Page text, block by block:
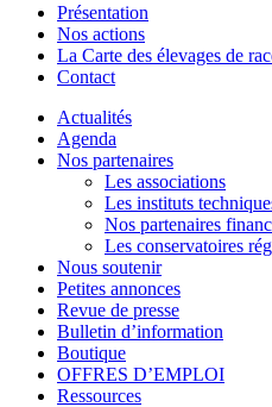
Présentation
Nos actions
La Carte des élevages de
Contact
Actualités
Agenda
Nos partenaires
Les associations
Les instituts
Nos partenaires
Les conservatoires
Nous soutenir
Petites annonces
Revue de presse
Bulletin d’information
Boutique
OFFRES D’EMPLOI
Ressources